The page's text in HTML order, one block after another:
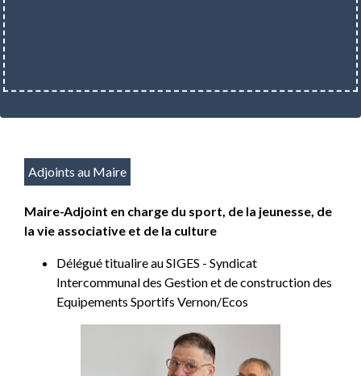
Adjoints au Maire
Maire-Adjoint en charge du sport, de la jeunesse, de
la vie associative et de la culture
Délégué titualire au SIGES - Syndicat
Intercommunal des Gestion et de construction des
Equipements Sportifs Vernon/Ecos